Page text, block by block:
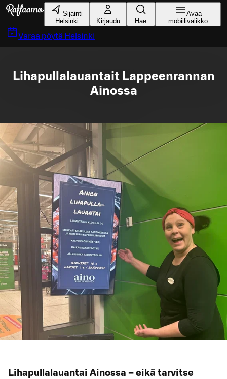
Siirry pääsisältöön
Sijainti
Helsinki
Kirjaudu Hae
Avaa
mobiilivalikko
Varaa pöytä Helsinki
Lihapullalauantait Lappeenrannan
Ainossa
Lihapullalauantai Ainossa – eikä tarvitse